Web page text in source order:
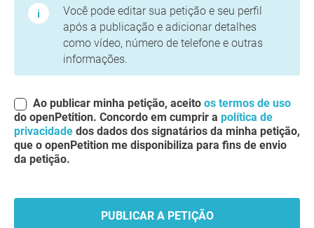
Você pode editar sua petição e seu perfil
após a publicação e adicionar detalhes
como vídeo, número de telefone e outras
informações.
Ao publicar minha petição, aceito os termos de uso
do openPetition. Concordo em cumprir a política de
privacidade dos dados dos signatários da minha petição,
que o openPetition me disponibiliza para fins de envio
da petição.
PUBLICAR A PETIÇÃO